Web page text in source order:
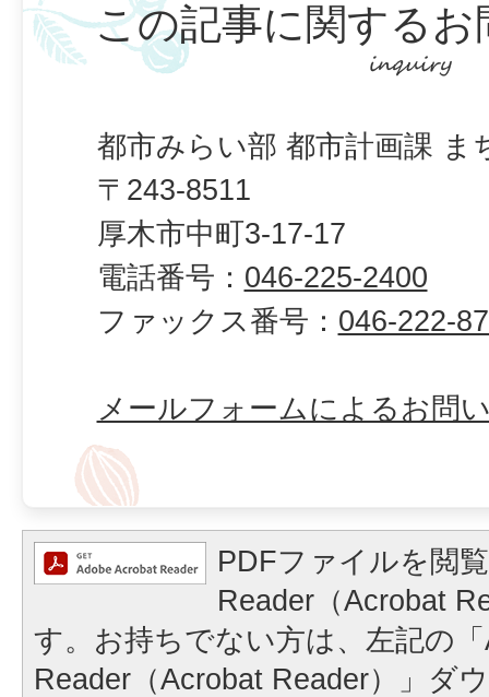
この記事に関するお
都市みらい部 都市計画課 ま
〒243-8511
厚木市中町3-17-17
電話番号： 046-225-2400
ファックス番号： 046-222-
メールフォームによるお問
PDFファイルを閲
Reader（Acrobat
す。お持ちでない方は、左記の
Reader（Acrobat Reader）」ダ